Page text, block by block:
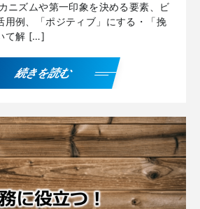
ニズムや第一印象を決める要素、ビ
用例、「ポジティブ」にする・「挽
て解 […]
続きを読む